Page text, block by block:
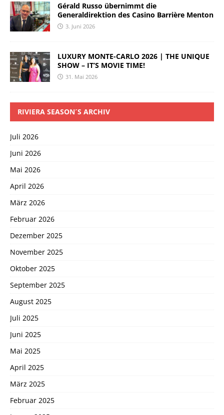
Gérald Russo übernimmt die
Generaldirektion des Casino Barrière Menton
3. Juni 2026
LUXURY MONTE-CARLO 2026 | THE UNIQUE
SHOW – IT’S MOVIE TIME!
31. Mai 2026
RIVIERA SEASON´S ARCHIV
Juli 2026
Juni 2026
Mai 2026
April 2026
März 2026
Februar 2026
Dezember 2025
November 2025
Oktober 2025
September 2025
August 2025
Juli 2025
Juni 2025
Mai 2025
April 2025
März 2025
Februar 2025